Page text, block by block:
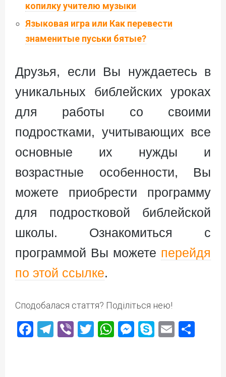
копилку учителю музыки
Языковая игра или Как перевести
знаменитые пуськи бятые?
Друзья, если Вы нуждаетесь в
уникальных библейских уроках
для работы со своими
подростками, учитывающих все
основные их нужды и
возрастные особенности, Вы
можете приобрести программу
для подростковой библейской
школы. Ознакомиться с
программой Вы можете перейдя
по этой ссылке.
Сподобалася стаття? Поділіться нею!
Facebook
Telegram
ViberTwitter
WhatsApp
Messenger
Skype
Email